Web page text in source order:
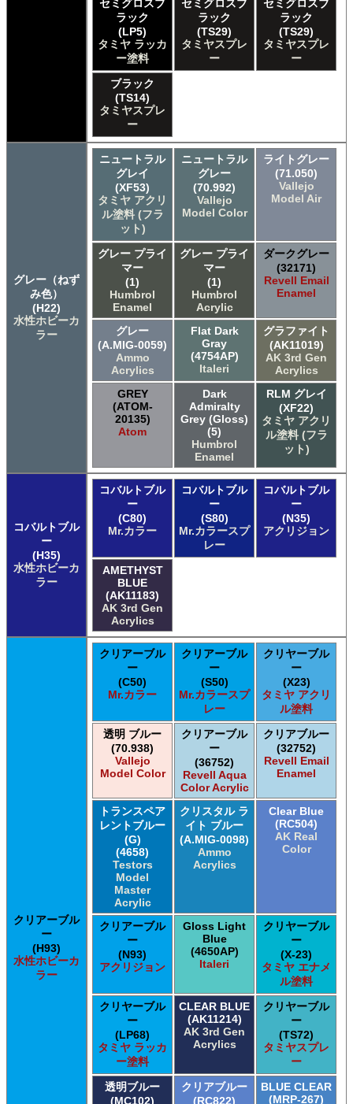
ＧＳＩクレオス Mr.カラー
ＧＳＩクレオス Mr.カラー GX
ＧＳＩクレオス Mr.カラー 色ノ源
ＧＳＩクレオス Mr.カラー スーパーメタリック
ＧＳＩクレオス Mr.カラー スーパーメタリック 2
ＧＳＩクレオス Mr.カラースプレー
ＧＳＩクレオス Mr.クリアカラーGX
ＧＳＩクレオス Mr.サーフェイサー/プライマー
ＧＳＩクレオス Mr.トップコート
ＧＳＩクレオス Mr.メタリックカラーGX
ＧＳＩクレオス Mr.メタルカラー
ＧＳＩクレオス アクリジョン
ＧＳＩクレオス ガンダムカラー
ＧＳＩクレオス ガンダムカラー
ＧＳＩクレオス ガンダムカラースプレー
ＧＳＩクレオス ガンダムカラースプレー
ＧＳＩクレオス ガンダムマーカー
ＧＳＩクレオス 水性ホビーカラー
セミグロスブ
ラック
(LP5)
タミヤ ラッカ
ー塗料
セミグロスブ
ラック
(TS29)
タミヤスプレ
ー
セミグロスブ
ラック
(TS29)
タミヤスプレ
ー
ブラック
(TS14)
タミヤスプレ
ー
グレー（ねず
み色）
(H22)
水性ホビーカ
ラー
ニュートラル
グレイ
(XF53)
タミヤ アクリ
ル塗料 (フラ
ット)
ニュートラル
グレー
(70.992)
Vallejo
Model Color
ライトグレー
(71.050)
Vallejo
Model Air
グレー プライ
マー
(1)
Humbrol
Enamel
グレー プライ
マー
(1)
Humbrol
Acrylic
ダークグレー
(32171)
Revell Email
Enamel
グレー
(A.MIG-0059)
Ammo
Acrylics
Flat Dark
Gray
(4754AP)
Italeri
グラファイト
(AK11019)
AK 3rd Gen
Acrylics
GREY
(ATOM-
20135)
Atom
Dark
Admiralty
Grey (Gloss)
(5)
Humbrol
Enamel
RLM グレイ
(XF22)
タミヤ アクリ
ル塗料 (フラ
ット)
コバルトブル
ー
(H35)
水性ホビーカ
ラー
コバルトブル
ー
(C80)
Mr.カラー
コバルトブル
ー
(S80)
Mr.カラースプ
レー
コバルトブル
ー
(N35)
アクリジョン
AMETHYST
BLUE
(AK11183)
AK 3rd Gen
Acrylics
クリアーブル
ー
(H93)
水性ホビーカ
ラー
クリアーブル
ー
(C50)
Mr.カラー
クリアーブル
ー
(S50)
Mr.カラースプ
レー
クリヤーブル
ー
(X23)
タミヤ アクリ
ル塗料
透明 ブルー
(70.938)
Vallejo
Model Color
クリアーブル
ー
(36752)
Revell Aqua
Color Acrylic
クリアブルー
(32752)
Revell Email
Enamel
トランスペア
レントブルー
(G)
(4658)
Testors
Model
Master
Acrylic
クリスタル ラ
イト ブルー
(A.MIG-0098)
Ammo
Acrylics
Clear Blue
(RC504)
AK Real
Color
クリアーブル
ー
(N93)
アクリジョン
Gloss Light
Blue
(4650AP)
Italeri
クリヤーブル
ー
(X-23)
タミヤ エナメ
ル塗料
クリヤーブル
ー
(LP68)
タミヤ ラッカ
ー塗料
CLEAR BLUE
(AK11214)
AK 3rd Gen
Acrylics
クリヤーブル
ー
(TS72)
タミヤスプレ
ー
透明ブルー
(MC102)
クリアブルー
(RC822)
BLUE CLEAR
(MRP-267)